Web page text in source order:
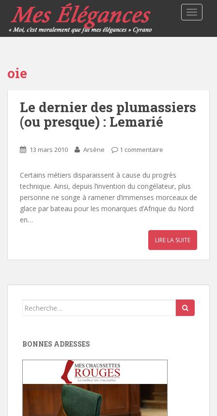
oie
Le dernier des plumassiers
(ou presque) : Lemarié
13 mars 2010 Arsène 1 commentaire
Certains métiers disparaissent à cause du progrès
technique. Ainsi, depuis l’invention du congélateur, plus
personne ne songe à ramener d’immenses morceaux de
glace par bateau pour les monarques d’Afrique du Nord
en…
LIRE LA SUITE
Search
BONNES ADRESSES